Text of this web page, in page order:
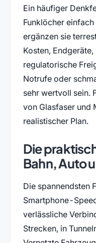
Ein häufiger
Funklöcher
ergänzen sie
Kosten,
regulatorische
Notrufe oder
sehr wertvoll sein.
von Glasfaser und
realistischer Plan.
Die
Bahn, Auto
Die spannendsten
Smartphone-
verlässliche
Strecken, in